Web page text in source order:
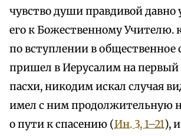
чувство души правдивой давно
его к Божественному Учителю.
по вступлении в общественное
пришел в Иерусалим на первый
пасхи, никодим искал случая
имел с ним продолжительную
о пути к спасению (Ин. 3, 1–21),